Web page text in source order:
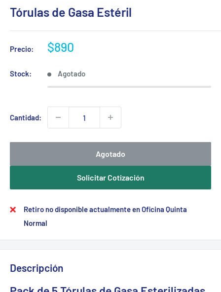
Tórulas de Gasa Estéril
Precio:
Precio
venta
$890
Stock: Agotado
Cantidad:
Agotado
Solicitar Cotización
Retiro no disponible actualmente en Oficina Quinta
Normal
Descripción